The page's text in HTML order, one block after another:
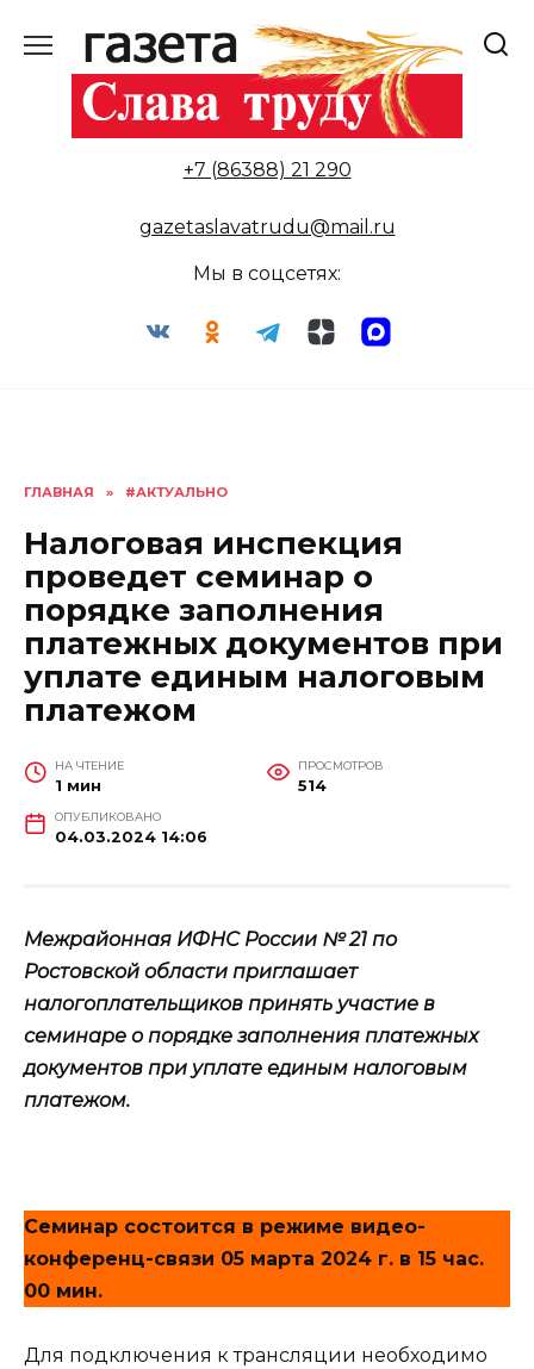
содержанию
+7 (86388) 21 290
gazetaslavatrudu@mail.ru
Мы в соцсетях:
ГЛАВНАЯ » #АКТУАЛЬНО
Налоговая инспекция
проведет семинар о
порядке заполнения
платежных документов при
уплате единым налоговым
платежом
НА ЧТЕНИЕ
1 мин
ПРОСМОТРОВ
514
ОПУБЛИКОВАНО
04.03.2024 14:06
Межрайонная ИФНС России № 21 по
Ростовской области приглашает
налогоплательщиков принять участие в
семинаре о порядке заполнения платежных
документов при уплате единым налоговым
платежом.
Семинар состоится в режиме видео-
конференц-связи 05 марта 2024 г. в 15 час.
00 мин.
Для подключения к трансляции необходимо